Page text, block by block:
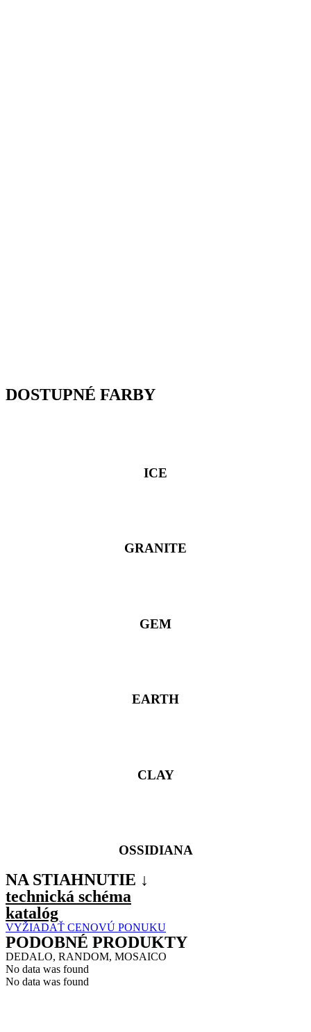
DOSTUPNÉ FARBY
ICE
GRANITE
GEM
EARTH
CLAY
OSSIDIANA
NA STIAHNUTIE ↓
technická schéma
katalóg
VYŽIADAŤ CENOVÚ PONUKU
PODOBNÉ PRODUKTY
DEDALO, RANDOM, MOSAICO
No data was found
No data was found